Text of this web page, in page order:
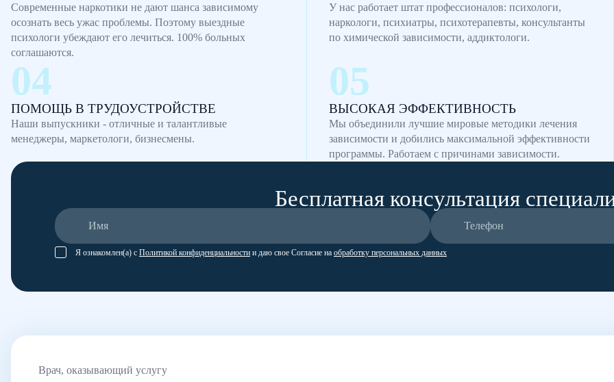
Современные наркотики не дают шанса зависимому
осознать весь ужас проблемы. Поэтому выездные
психологи убеждают его лечиться. 100% больных
соглашаются.
У нас работает штат профессионалов: психологи,
наркологи, психиатры, психотерапевты, консультанты
по химической зависимости, аддиктологи.
ПОМОЩЬ В ТРУДОУСТРОЙСТВЕ
Наши выпускники - отличные и талантливые
менеджеры, маркетологи, бизнесмены.
ВЫСОКАЯ ЭФФЕКТИВНОСТЬ
Мы объединили лучшие мировые методики лечения
зависимости и добились максимальной эффективности
программы. Работаем с причинами зависимости.
Бесплатная консультация
Я ознакомлен(а) с Политикой конфиденциальности и даю свое Согласие на обработку персональных данных
Врач, оказывающий услугу